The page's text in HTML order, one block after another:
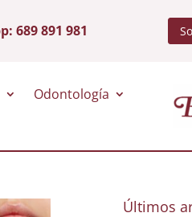
689 891 981
Odontología
Últimos